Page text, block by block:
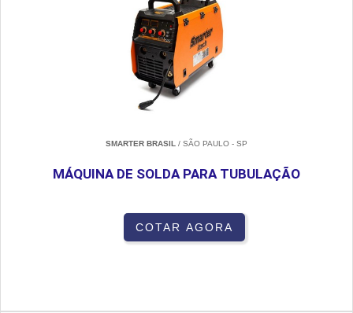
SMARTER BRASIL / SÃO PAULO - SP
MÁQUINA DE SOLDA PARA TUBULAÇÃO
COTAR AGORA